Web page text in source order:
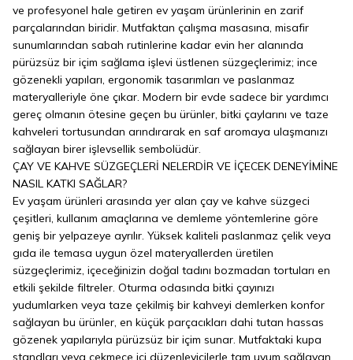
ve profesyonel hale getiren ev yaşam ürünlerinin en zarif
parçalarından biridir. Mutfaktan çalışma masasına, misafir
sunumlarından sabah rutinlerine kadar evin her alanında
pürüzsüz bir içim sağlama işlevi üstlenen süzgeçlerimiz; ince
gözenekli yapıları, ergonomik tasarımları ve paslanmaz
materyalleriyle öne çıkar. Modern bir evde sadece bir yardımcı
gereç olmanın ötesine geçen bu ürünler, bitki çaylarını ve taze
kahveleri tortusundan arındırarak en saf aromaya ulaşmanızı
sağlayan birer işlevsellik sembolüdür.
ÇAY VE KAHVE SÜZGEÇLERİ NELERDİR VE İÇECEK DENEYİMİNE
NASIL KATKI SAĞLAR?
Ev yaşam ürünleri arasında yer alan çay ve kahve süzgeci
çeşitleri, kullanım amaçlarına ve demleme yöntemlerine göre
geniş bir yelpazeye ayrılır. Yüksek kaliteli paslanmaz çelik veya
gıda ile temasa uygun özel materyallerden üretilen
süzgeçlerimiz, içeceğinizin doğal tadını bozmadan tortuları en
etkili şekilde filtreler. Oturma odasında bitki çayınızı
yudumlarken veya taze çekilmiş bir kahveyi demlerken konfor
sağlayan bu ürünler, en küçük parçacıkları dahi tutan hassas
gözenek yapılarıyla pürüzsüz bir içim sunar. Mutfaktaki kupa